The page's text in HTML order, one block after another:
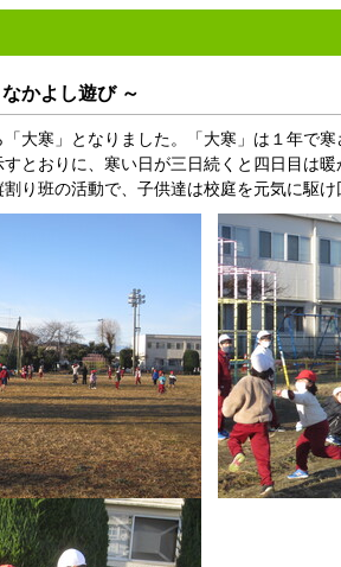
かよし遊び ～
大寒」となりました。「大寒」は１年で
すとおりに、寒い日が三日続くと四日目は
り班の活動で、子供達は校庭を元気に駆